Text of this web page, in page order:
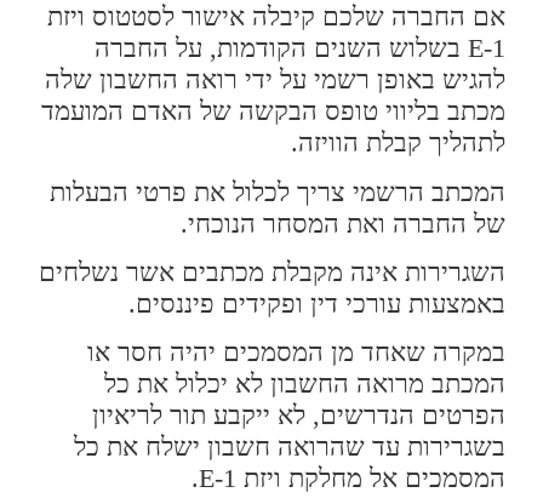
אם החברה שלכם קיבלה אישור לסטטוס ויזת
E-1 בשלוש השנים הקודמות, על החברה
להגיש באופן רשמי על ידי רואה החשבון שלה
מכתב בליווי טופס הבקשה של האדם המועמד
לתהליך קבלת הוויזה.
המכתב הרשמי צריך לכלול את פרטי הבעלות
של החברה ואת המסחר הנוכחי.
השגרירות אינה מקבלת מכתבים אשר נשלחים
באמצעות עורכי דין ופקידים פיננסים.
במקרה שאחד מן המסמכים יהיה חסר או
המכתב מרואה החשבון לא יכלול את כל
הפרטים הנדרשים, לא ייקבע תור לריאיון
בשגרירות עד שהרואה חשבון ישלח את כל
המסמכים אל מחלקת ויזת E-1.